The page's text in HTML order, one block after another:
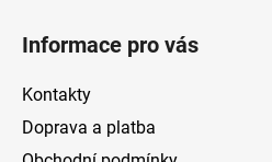
Informace pro vás
Kontakty
Doprava a platba